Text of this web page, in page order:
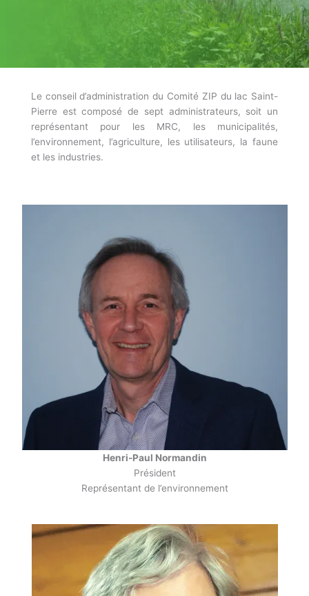
Le conseil d’administration du Comité ZIP du lac Saint-
Pierre est composé de sept administrateurs, soit un
représentant pour les MRC, les municipalités,
l’environnement, l’agriculture, les utilisateurs, la faune
et les industries.
Henri-Paul Normandin
Président
Représentant de l’environnement